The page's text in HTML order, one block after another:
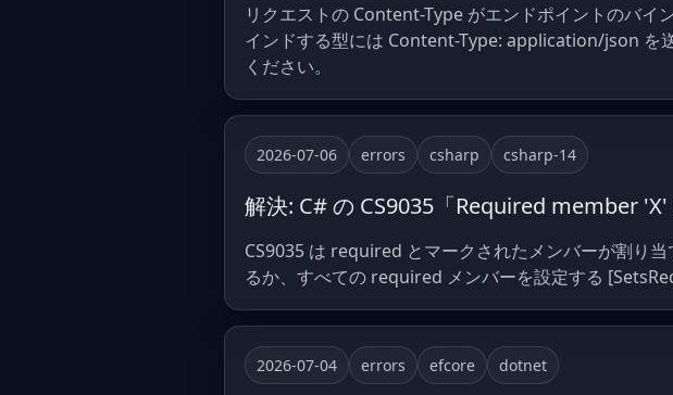
リクエストの Content-Type がエンドポイントのバ
インドする型には Content-Type: application/json を
ください。
2026-07-06 errors csharp csharp-14
解決: C# の CS9035「Required member
CS9035 は required とマークされたメンバーが割り
るか、すべての required メンバーを設定する
2026-07-04 errors efcore dotnet